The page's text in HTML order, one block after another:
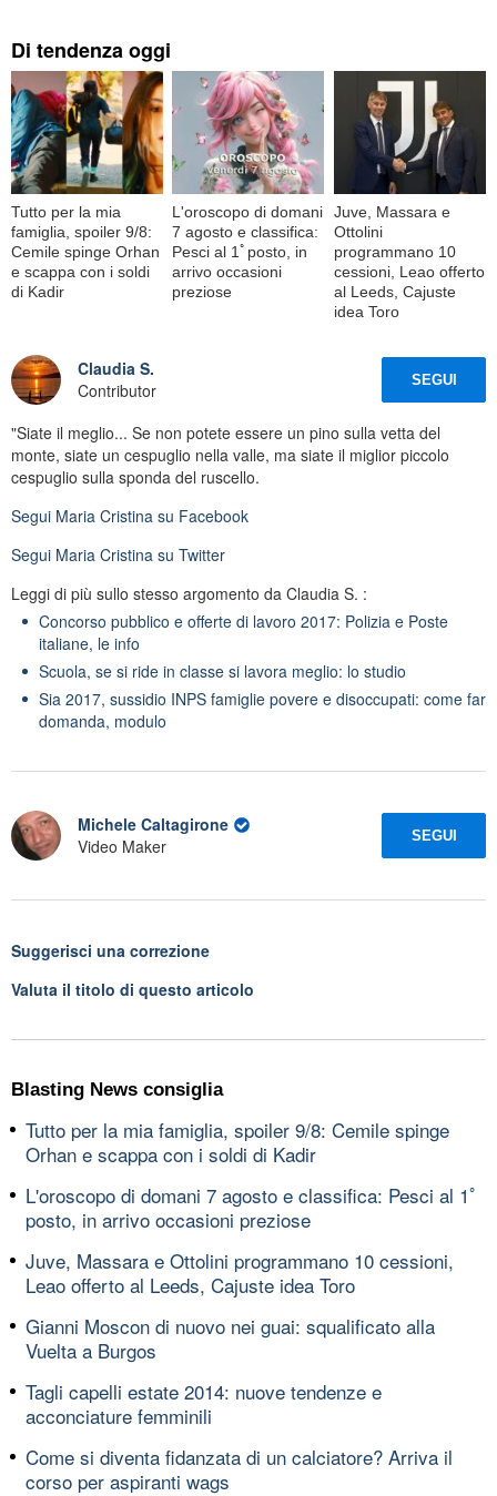
Di tendenza oggi
Tutto per la mia
famiglia, spoiler 9/8:
Cemile spinge Orhan
e scappa con i soldi
di Kadir
L'oroscopo di domani
7 agosto e classifica:
Pesci al 1ﾟposto, in
arrivo occasioni
preziose
Juve, Massara e
Ottolini
programmano 10
cessioni, Leao offerto
al Leeds, Cajuste
idea Toro
Claudia S.
Contributor
SEGUI
"Siate il meglio... Se non potete essere un pino sulla vetta del
monte, siate un cespuglio nella valle, ma siate il miglior piccolo
cespuglio sulla sponda del ruscello.
Segui Maria Cristina su Facebook
Segui Maria Cristina su Twitter
Leggi di più sullo stesso argomento da Claudia S. :
Concorso pubblico e offerte di lavoro 2017: Polizia e Poste
italiane, le info
Scuola, se si ride in classe si lavora meglio: lo studio
Sia 2017, sussidio INPS famiglie povere e disoccupati: come far
domanda, modulo
Michele Caltagirone
Video Maker
SEGUI
Suggerisci una correzione
Valuta il titolo di questo articolo
Blasting News consiglia
Tutto per la mia famiglia, spoiler 9/8: Cemile spinge
Orhan e scappa con i soldi di Kadir
L'oroscopo di domani 7 agosto e classifica: Pesci al 1ﾟ
posto, in arrivo occasioni preziose
Juve, Massara e Ottolini programmano 10 cessioni,
Leao offerto al Leeds, Cajuste idea Toro
Gianni Moscon di nuovo nei guai: squalificato alla
Vuelta a Burgos
Tagli capelli estate 2014: nuove tendenze e
acconciature femminili
Come si diventa fidanzata di un calciatore? Arriva il
corso per aspiranti wags